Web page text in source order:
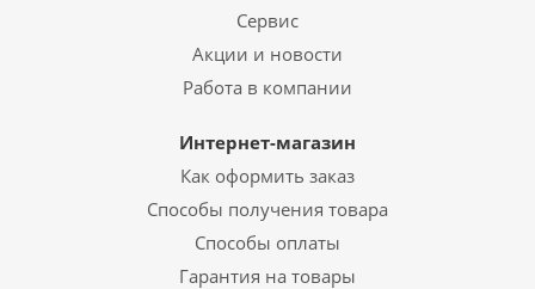
Сервис
Акции и новости
Работа в компании
Интернет-магазин
Как оформить заказ
Способы получения товара
Способы оплаты
Гарантия на товары